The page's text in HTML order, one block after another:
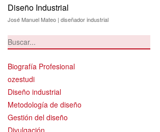
Diseño Industrial
José Manuel Mateo | diseñador industrial
Biografía Profesional
ozestudi
Diseño industrial
Metodología de diseño
Gestión del diseño
Divulgación